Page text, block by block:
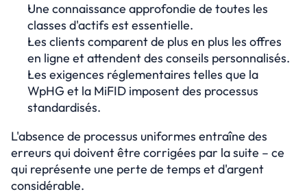
Une connaissance approfondie de toutes les
classes d'actifs est essentielle.
Les clients comparent de plus en plus les offres
en ligne et attendent des conseils personnalisés.
Les exigences réglementaires telles que la
WpHG et la MiFID imposent des processus
standardisés.
L'absence de processus uniformes entraîne des
erreurs qui doivent être corrigées par la suite – ce
qui représente une perte de temps et d'argent
considérable.